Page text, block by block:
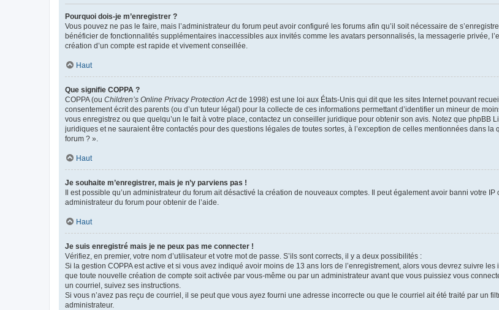
Pourquoi dois-je m’enregistrer ?
Vous pouvez ne pas le faire, mais l’administrateur du forum peut avoir configuré les forums afin qu’il soit nécessaire de
bénéficier de fonctionnalités supplémentaires inaccessibles aux invités comme les avatars personnalisés, la messagerie privée,
création d’un compte est rapide et vivement conseillée.
Haut
Que signifie COPPA ?
COPPA (ou Children’s Online Privacy Protection Actde 1998) est une loi aux États-Unis qui dit que les sites Internet pouvant
consentement écrit des parents (ou d’un tuteur légal) pour la collecte de ces informations permettant d’identifier un mineur de
vous enregistrez ou que quelqu’un le fait à votre place, contactez un conseiller juridique pour obtenir son avis. Notez que phpBB
juridiques et ne sauraient être contactés pour des questions légales de toutes sortes, à l’exception de celles mentionnées dans
forum ? ».
Haut
Je souhaite m’enregistrer, mais je n’y parviens pas !
Il est possible qu’un administrateur du forum ait désactivé la création de nouveaux comptes. Il peut également avoir banni votre
administrateur du forum pour obtenir de l’aide.
Haut
Je suis enregistré mais je ne peux pas me connecter !
Vérifiez, en premier, votre nom d’utilisateur et votre mot de passe. S’ils sont corrects, il y a deux possibilités :
Si la gestion COPPA est active et si vous avez indiqué avoir moins de 13 ans lors de l’enregistrement, alors vous devrez suivre
que toute nouvelle création de compte soit activée par vous-même ou par un administrateur avant que vous puissiez vous
un courriel, suivez ses instructions.
Si vous n’avez pas reçu de courriel, il se peut que vous ayez fourni une adresse incorrecte ou que le courriel ait été traité par un
administrateur.